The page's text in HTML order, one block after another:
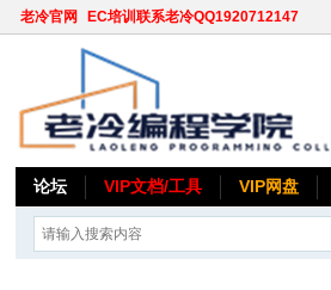
老冷官网 EC培训联系老冷QQ1920712147
论坛 VIP文档/工具 VIP网盘